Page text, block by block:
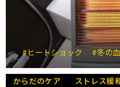
#ヒートショック #冬の
からだのケア ストレス緩